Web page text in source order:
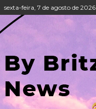
sexta-feira, 7 de agosto de 2026